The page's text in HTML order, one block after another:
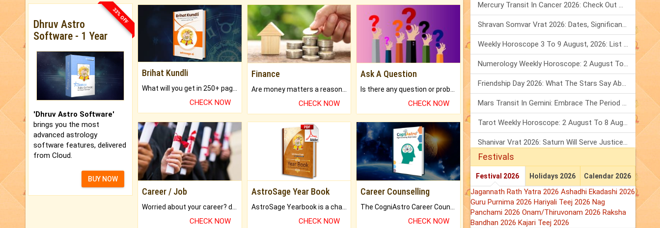
33% OFF
Dhruv Astro
Software - 1 Year
'Dhruv Astro Software'
brings you the most
advanced astrology
software features, delivered
from Cloud.
BUY NOW
Brihat Kundli
CHECK NOW
Finance
CHECK NOW
Ask A Question
CHECK NOW
Career / Job
CHECK NOW
AstroSage Year Book
CHECK NOW
Career Counselling
CHECK NOW
Mercury Transit In Cancer 2026: Check Out What It Brings For You
Shravan Somvar Vrat 2026: Dates, Significance & Rituals In August
Weekly Horoscope 3 To 9 August, 2026: List Of Fasts & Festivals
Numerology Weekly Horoscope: 2 August To 8 August, 2026
Friendship Day 2026: What The Stars Say About Your Best Friend!
Mars Transit In Gemini: Embrace The Period Full Of Energy & Intelligence
Tarot Weekly Horoscope: 2 August To 8 August, 2026
Shanivar Vrat 2026: Saturn Will Serve Justice In Sawan Month!
Festivals
Festival 2026 Holidays 2026 Calendar 2026
Jagannath Rath Yatra 2026 Ashadhi Ekadashi 2026
Guru Purnima 2026 Hariyali Teej 2026 Nag
Panchami 2026 Onam/Thiruvonam 2026 Raksha
Bandhan 2026 Kajari Teej 2026